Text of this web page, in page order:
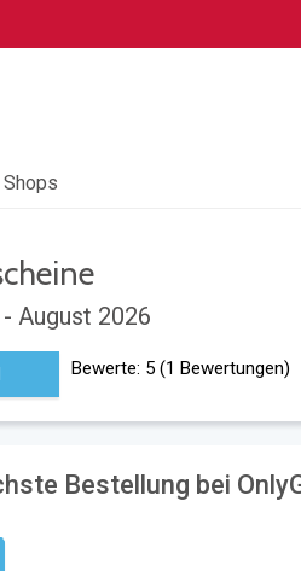
August 2026
Bewerte: 5 (1 Bewertungen)
Bestellung bei